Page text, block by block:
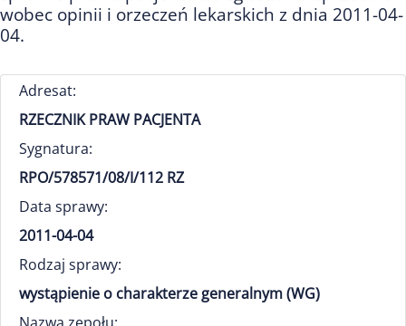
wobec opinii i orzeczeń lekarskich z dnia 2011-04-
04.
Adresat:
RZECZNIK PRAW PACJENTA
Sygnatura:
RPO/578571/08/I/112 RZ
Data sprawy:
2011-04-04
Rodzaj sprawy:
wystąpienie o charakterze generalnym (WG)